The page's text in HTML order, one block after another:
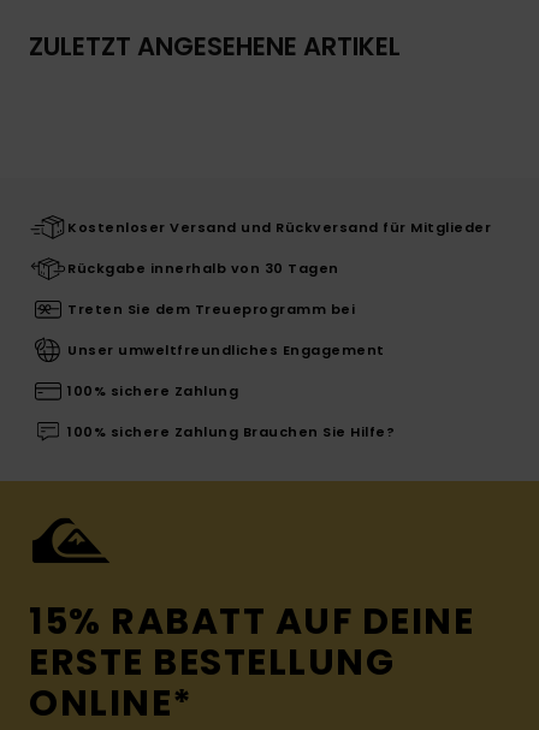
ZULETZT ANGESEHENE ARTIKEL
Kostenloser Versand und Rückversand für Mitglieder
Rückgabe innerhalb von 30 Tagen
Treten Sie dem Treueprogramm bei
Unser umweltfreundliches Engagement
100% sichere Zahlung
100% sichere Zahlung Brauchen Sie Hilfe?
15% RABATT AUF DEINE
ERSTE BESTELLUNG
ONLINE*